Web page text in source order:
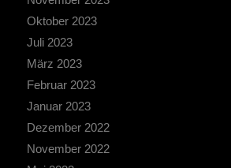
Oktober 2023
Juli 2023
März 2023
Februar 2023
Januar 2023
Dezember 2022
November 2022